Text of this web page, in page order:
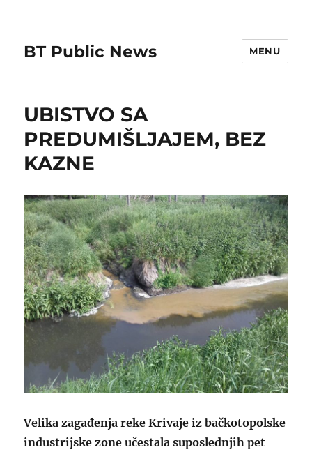
BT Public News MENU
UBISTVO SA
PREDUMIŠLJAJEM, BEZ
KAZNE
Velika zagađenja reke Krivaje iz bačkotopolske
industrijske zone učestala suposlednjih pet